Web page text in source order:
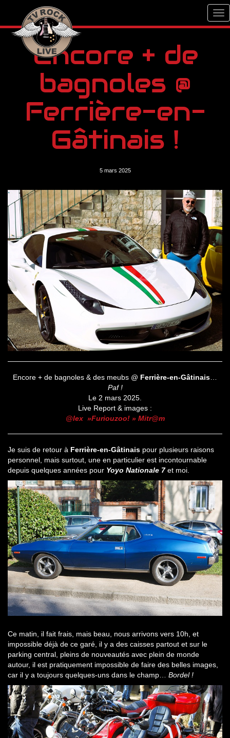
Encore + de
bagnoles @
Ferrière-en-
Gâtinais !
5 mars 2025
Encore + de bagnoles & des meubs @ Ferrière-en-Gâtinais
Paf !
Le 2 mars 2025.
Live Report & images :
@lex »Furiouzoo! » Mitr@m
Je suis de retour à Ferrière-en-Gâtinais pour plusieurs raisons
personnel, mais surtout, une en particulier est incontournable
depuis quelques années pour Yoyo Nationale 7et moi.
Ce matin, il fait frais, mais beau, nous arrivons vers 10h, et
impossible déjà de ce garé, il y a des caisses partout et sur le
parking central, pleins de nouveautés avec plein de monde
autour, il est pratiquement impossible de faire des belles images,
car il y a toujours quelques-uns dans le champ… Bordel !